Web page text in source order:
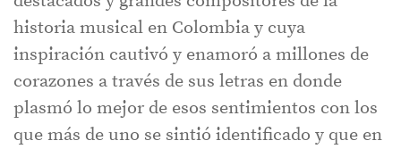
historia musical en Colombia y cuya
inspiración cautivó y enamoró a millones de
corazones a través de sus letras en donde
plasmó lo mejor de esos sentimientos con los
que más de uno se sintió identificado y que en